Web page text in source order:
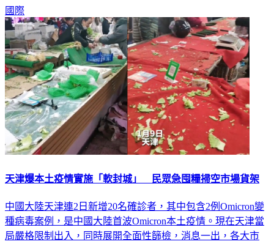
國際
天津爆本土疫情實施「軟封城」 民眾急囤糧掃空市場貨架
中國大陸天津連2日新增20名確診者，其中包含2例Omicron變
種病毒案例，是中國大陸首波Omicron本土疫情。現在天津當
局嚴格限制出入，同時展開全面性篩檢，消息一出，各大市